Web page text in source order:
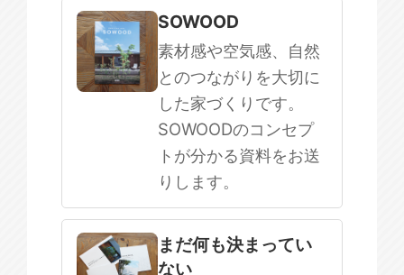
SOWOOD
素材感や空気感、自然
とのつながりを大切に
した家づくりです。
SOWOODのコンセプ
トが分かる資料をお送
りします。
まだ何も決まってい
ない